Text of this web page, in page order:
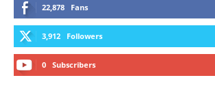
22,878 Fans
3,912 Followers
0 Subscribers